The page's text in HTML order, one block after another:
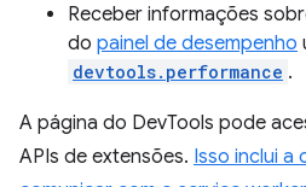
Receber informações
do painel de desempenho
devtools.performance .
A página do DevTools pode
APIs de extensões. Isso inclui a